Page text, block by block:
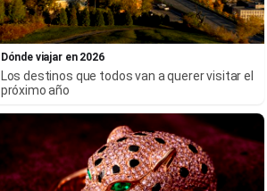
Dónde viajar en 2026
Los destinos que todos van a querer visitar el
próximo año